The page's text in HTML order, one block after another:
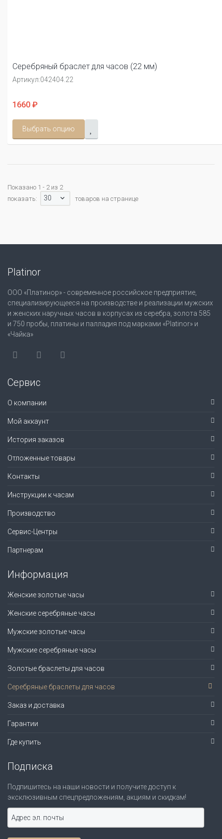
Серебряный браслет для часов (22 мм)
Артикул:042404.22
1660 ₽
Выбрать опцию
Показано 1 - 2 из 2
показать:
30 товаров на странице
Platinor
ООО «Платинор» - современное российское предприятие,
специализирующееся на производстве и реализации мужских
и женских наручных часов в корпусах из серебра, золота 585
и 750 пробы, платины и палладия под марками «Platinor» и
«Чайка»
Сервис
О компании
Мой аккаунт
История заказов
Отложенные товары
Контакты
Инструкции к часам
Производство
Сервис-Центры
Партнерам
Информация
Женские золотые часы
Женские серебряные часы
Мужские золотые часы
Мужские серебряные часы
Золотые браслеты для часов
Серебряные браслеты для часов
Заказ и доставка
Гарантии
Где купить
Подписка
Подпишитесь на наши новости и получите доступ к
эксклюзивным спецпредложениям, акциям и скидкам!